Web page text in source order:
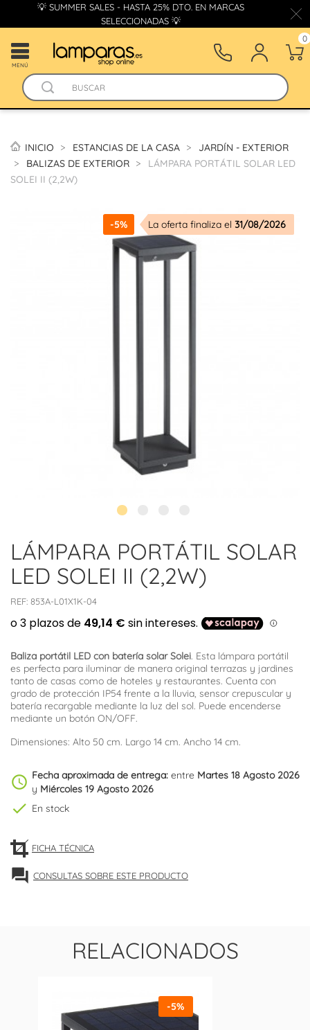
💡 SUMMER SALES - HASTA 25% DTO. EN MARCAS
SELECCIONADAS 💡
MENÚ
0
INICIO ESTANCIAS DE LA CASA
JARDÍN - EXTERIOR
BALIZAS DE EXTERIOR
LÁMPARA PORTÁTIL SOLAR LED
SOLEI II (2,2W)
-5% La oferta finaliza el 31/08/2026
LÁMPARA PORTÁTIL SOLAR
LED SOLEI II (2,2W)
REF: 853A-L01X1K-04
Baliza portátil LED con batería solar Solei. Esta lámpara portátil
es perfecta para iluminar de manera original terrazas y jardines
tanto de casas como de hoteles y restaurantes. Cuenta con
grado de protección IP54 frente a la lluvia, sensor crepuscular y
batería recargable mediante la luz del sol. Puede encenderse
mediante un botón ON/OFF.
Dimensiones: Alto 50 cm. Largo 14 cm. Ancho 14 cm.
schedule Fecha aproximada de entrega: entre Martes 18 Agosto 2026
y Miércoles 19 Agosto 2026
check En stock
FICHA TÉCNICA
forum CONSULTAS SOBRE ESTE PRODUCTO
RELACIONADOS
-5%